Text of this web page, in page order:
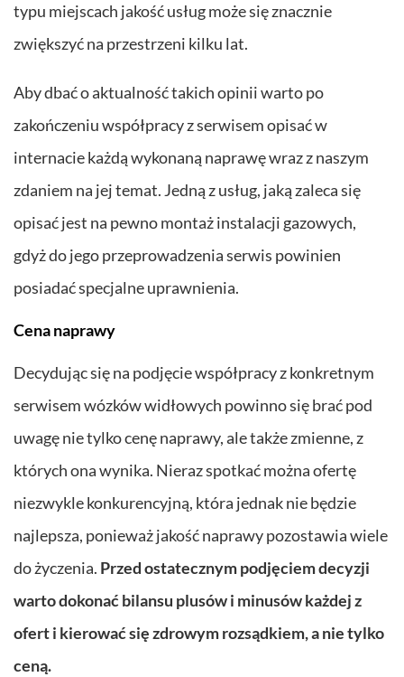
typu miejscach jakość usług może się znacznie
zwiększyć na przestrzeni kilku lat.
Aby dbać o aktualność takich opinii warto po
zakończeniu współpracy z serwisem opisać w
internacie każdą wykonaną naprawę wraz z naszym
zdaniem na jej temat. Jedną z usług, jaką zaleca się
opisać jest na pewno montaż instalacji gazowych,
gdyż do jego przeprowadzenia serwis powinien
posiadać specjalne uprawnienia.
Cena naprawy
Decydując się na podjęcie współpracy z konkretnym
serwisem wózków widłowych powinno się brać pod
uwagę nie tylko cenę naprawy, ale także zmienne, z
których ona wynika. Nieraz spotkać można ofertę
niezwykle konkurencyjną, która jednak nie będzie
najlepsza, ponieważ jakość naprawy pozostawia wiele
do życzenia. Przed ostatecznym podjęciem decyzji
warto dokonać bilansu plusów i minusów każdej z
ofert i kierować się zdrowym rozsądkiem, a nie tylko
ceną.